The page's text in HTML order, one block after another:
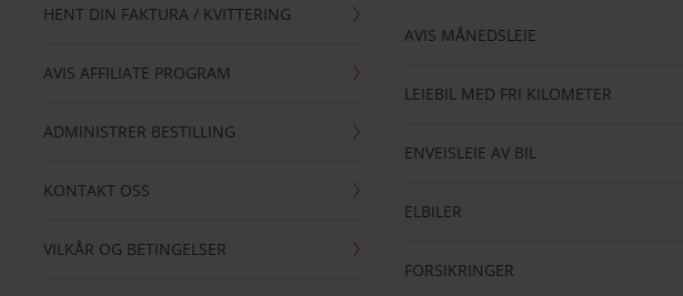
HENT DIN FAKTURA / KVITTERING
AVIS AFFILIATE PROGRAM
ADMINISTRER BESTILLING
KONTAKT OSS
VILKÅR OG BETINGELSER
AVIS MÅNEDSLEIE
LEIEBIL MED FRI KILOMETER
ENVEISLEIE AV BIL
ELBILER
FORSIKRINGER